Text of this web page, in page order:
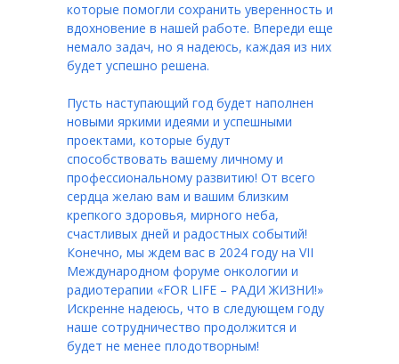
которые помогли сохранить уверенность и
вдохновение в нашей работе. Впереди еще
немало задач, но я надеюсь, каждая из них
будет успешно решена.
Пусть наступающий год будет наполнен
новыми яркими идеями и успешными
проектами, которые будут
способствовать вашему личному и
профессиональному развитию! От всего
сердца желаю вам и вашим близким
крепкого здоровья, мирного неба,
счастливых дней и радостных событий!
Конечно, мы ждем вас в 2024 году на VII
Международном форуме онкологии и
радиотерапии «FOR LIFE – РАДИ ЖИЗНИ!»
Искренне надеюсь, что в следующем году
наше сотрудничество продолжится и
будет не менее плодотворным!